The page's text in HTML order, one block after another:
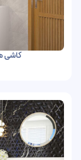
کاشی هریت